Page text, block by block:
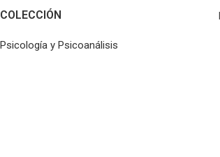
COLECCIÓN
Psicología y Psicoanálisis